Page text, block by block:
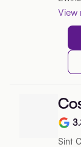
View
Sint